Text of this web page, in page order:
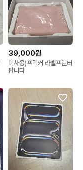
39,000원
미사용)프릭커 라벨프린터
팝니다